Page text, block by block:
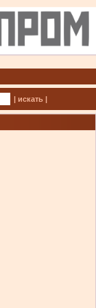
| искать |